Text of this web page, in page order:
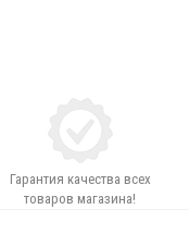
Гарантия качества всех
товаров магазина!